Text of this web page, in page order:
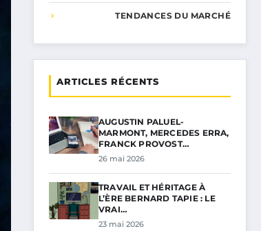
TENDANCES DU MARCHÉ
ARTICLES RÉCENTS
AUGUSTIN PALUEL-
MARMONT, MERCEDES ERRA,
FRANCK PROVOST…
26 mai 2026
TRAVAIL ET HÉRITAGE À
L’ÈRE BERNARD TAPIE : LE
VRAI…
23 mai 2026